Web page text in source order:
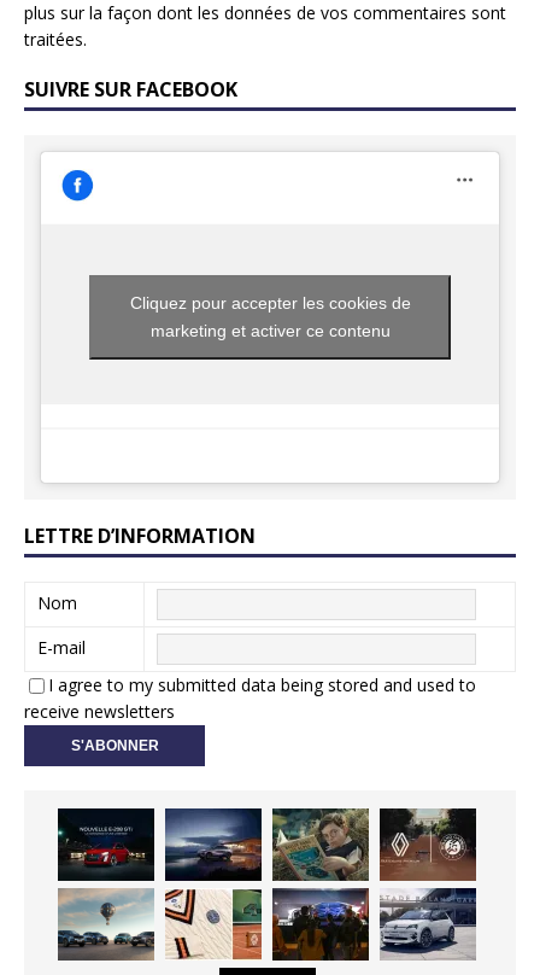
plus sur la façon dont les données de vos commentaires sont
traitées.
SUIVRE SUR FACEBOOK
Cliquez pour accepter les cookies de
marketing et activer ce contenu
LETTRE D’INFORMATION
Nom
E-mail
I agree to my submitted data being stored and used to
receive newsletters